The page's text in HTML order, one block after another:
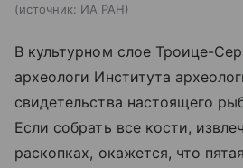
источник: ИА РАН
В культурном слое Троице-
археологи Института
свидетельства настоящего
Если собрать все кости,
раскопках, окажется, что